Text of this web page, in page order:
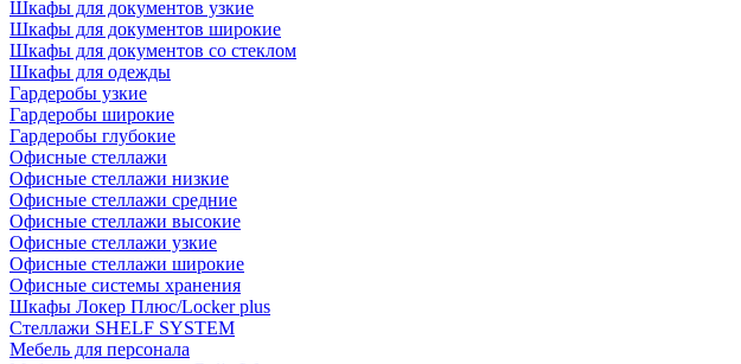
Шкафы для документов узкие
Шкафы для документов широкие
Шкафы для документов со стеклом
Шкафы для одежды
Гардеробы узкие
Гардеробы широкие
Гардеробы глубокие
Офисные стеллажи
Офисные стеллажи низкие
Офисные стеллажи средние
Офисные стеллажи высокие
Офисные стеллажи узкие
Офисные стеллажи широкие
Офисные системы хранения
Шкафы Локер Плюс/Locker plus
Стеллажи SHELF SYSTEM
Мебель для персонала